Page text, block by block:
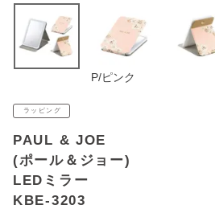
ログイン
P/ピンク
ラッピング
PAUL & JOE
(ポール＆ジョー)
LEDミラー
KBE-3203